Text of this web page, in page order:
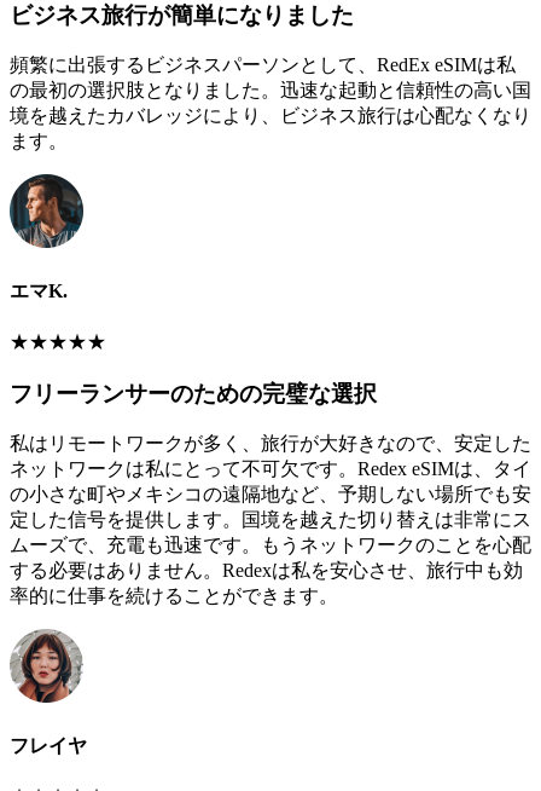
ビジネス旅行が簡単になりました
頻繁に出張するビジネスパーソンとして、RedEx eSIMは私
の最初の選択肢となりました。迅速な起動と信頼性の高い国
境を越えたカバレッジにより、ビジネス旅行は心配なくなり
ます。
エマK.
★★★★★
フリーランサーのための完璧な選択
私はリモートワークが多く、旅行が大好きなので、安定した
ネットワークは私にとって不可欠です。Redex eSIMは、タイ
の小さな町やメキシコの遠隔地など、予期しない場所でも安
定した信号を提供します。国境を越えた切り替えは非常にス
ムーズで、充電も迅速です。もうネットワークのことを心配
する必要はありません。Redexは私を安心させ、旅行中も効
率的に仕事を続けることができます。
フレイヤ